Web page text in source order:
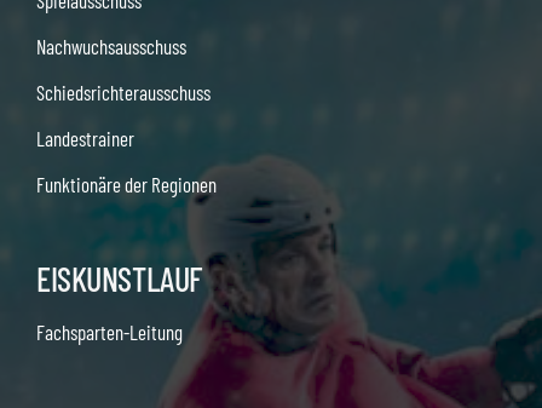
Nachwuchsausschuss
Schiedsrichterausschuss
Landestrainer
Funktionäre der Regionen
EISKUNSTLAUF
Fachsparten-Leitung